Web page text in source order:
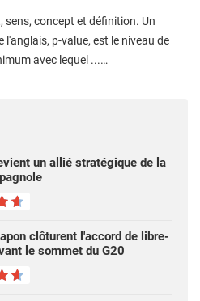
sens, concept et définition. Un
l'anglais, p-value, est le niveau de
avec lequel ...…
un allié stratégique de la
clôturent l'accord de libre-
le sommet du G20